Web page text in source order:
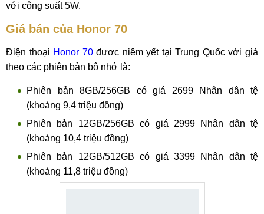
với công suất 5W.
Giá bán của Honor 70
Điện thoại Honor 70đươc niêm yết tại Trung Quốc với giá
theo các phiên bản bộ nhớ là:
Phiên bản 8GB/256GB có giá 2699 Nhân dân tệ
(khoảng 9,4 triệu đồng)
Phiên bản 12GB/256GB có giá 2999 Nhân dân tệ
(khoảng 10,4 triệu đồng)
Phiên bản 12GB/512GB có giá 3399 Nhân dân tệ
(khoảng 11,8 triệu đồng)